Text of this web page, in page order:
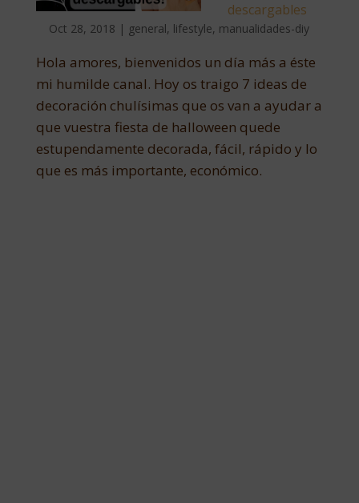
descargables
Oct 28, 2018 | general, lifestyle, manualidades-diy
Hola amores, bienvenidos un día más a éste
mi humilde canal. Hoy os traigo 7 ideas de
decoración chulísimas que os van a ayudar a
que vuestra fiesta de halloween quede
estupendamente decorada, fácil, rápido y lo
que es más importante, económico.